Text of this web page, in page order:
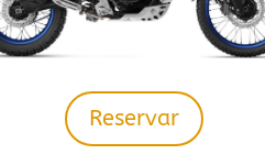
Reservar